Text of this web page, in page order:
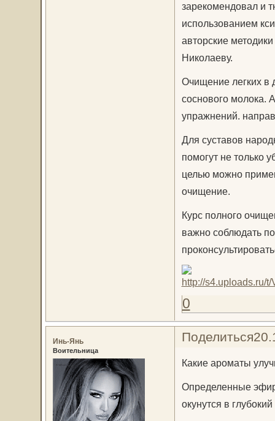
зарекомендовал и
использованием
авторские
Николаеву.
Очищение легких в
соснового молока.
упражнений.
Для суставов
помогут не только
целью можно
очищение.
Курс полного
важно соблюдать
0
Поделиться
Инь-Янь
Воительница
Какие ароматы
Определенные
окунутся в